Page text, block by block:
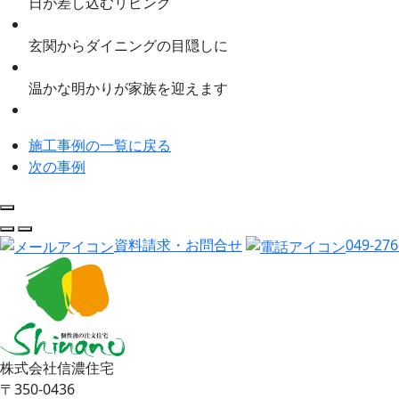
玄関からダイニングの目隠しに
温かな明かりが家族を迎えます
施工事例の一覧に戻る
次の事例
資料請求・お問合せ 049-
株式会社信濃住宅
〒350-0436